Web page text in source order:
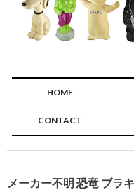
HOME
CONTACT
メーカー不明 恐竜 ブラ